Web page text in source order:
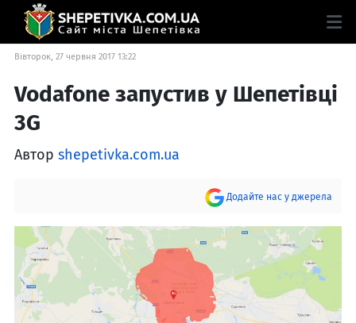
Вівторок, 27 червня 2017 13:22
Vodafone запустив у Шепетівці
3G
Автор shepetivka.com.ua
Додайте нас у джерела